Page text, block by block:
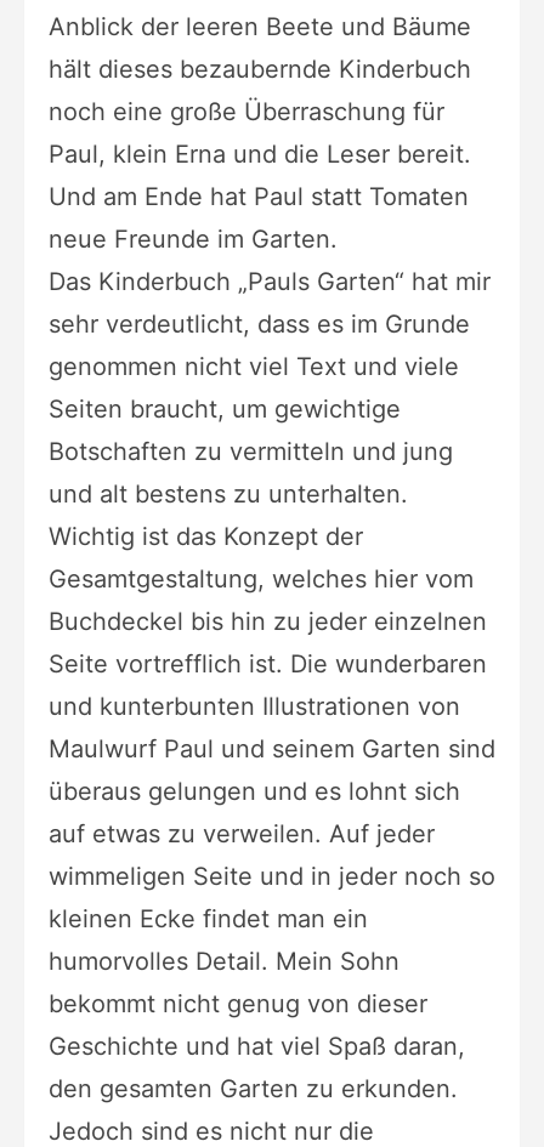
Anblick der leeren Beete und Bäume
hält dieses bezaubernde Kinderbuch
noch eine große Überraschung für
Paul, klein Erna und die Leser bereit.
Und am Ende hat Paul statt Tomaten
neue Freunde im Garten.
Das Kinderbuch „Pauls Garten“ hat mir
sehr verdeutlicht, dass es im Grunde
genommen nicht viel Text und viele
Seiten braucht, um gewichtige
Botschaften zu vermitteln und jung
und alt bestens zu unterhalten.
Wichtig ist das Konzept der
Gesamtgestaltung, welches hier vom
Buchdeckel bis hin zu jeder einzelnen
Seite vortrefflich ist. Die wunderbaren
und kunterbunten Illustrationen von
Maulwurf Paul und seinem Garten sind
überaus gelungen und es lohnt sich
auf etwas zu verweilen. Auf jeder
wimmeligen Seite und in jeder noch so
kleinen Ecke findet man ein
humorvolles Detail. Mein Sohn
bekommt nicht genug von dieser
Geschichte und hat viel Spaß daran,
den gesamten Garten zu erkunden.
Jedoch sind es nicht nur die